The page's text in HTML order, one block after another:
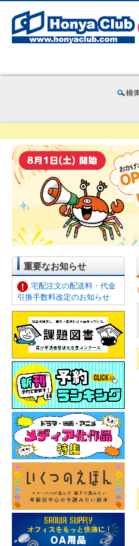
重要なお知らせ
宅配注文の配送料・代金
引換手数料改定のお知らせ
1